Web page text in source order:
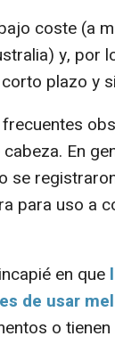
coste (a
y, por
plazo y
En
se
para uso a
en que
de usar
o